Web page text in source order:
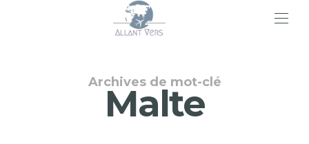
Archives de mot-clé
Malte